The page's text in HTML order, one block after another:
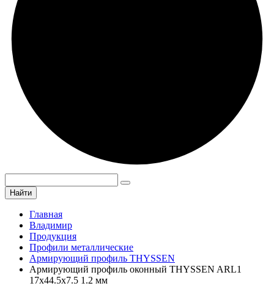
Найти
Главная
Владимир
Продукция
Профили металлические
Армирующий профиль THYSSEN
Армирующий профиль оконный THYSSEN ARL1
17х44.5х7.5 1.2 мм